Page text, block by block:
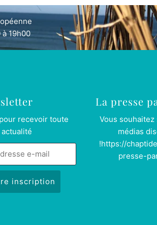
19h00
recevoir toute
La presse
Vous
médias
!https://
presse-